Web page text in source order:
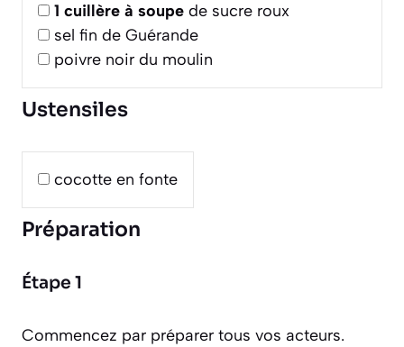
1 cuillère à soupe de sucre roux
sel fin de Guérande
poivre noir du moulin
Ustensiles
cocotte en fonte
Préparation
Étape 1
Commencez par préparer tous vos acteurs.